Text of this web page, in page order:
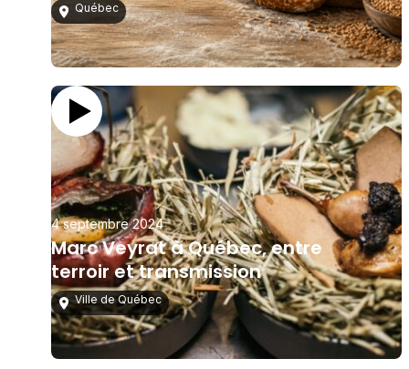
Québec
4 septembre 2024
Marc Veyrat à Québec, entre
terroir et transmission
Ville de Québec